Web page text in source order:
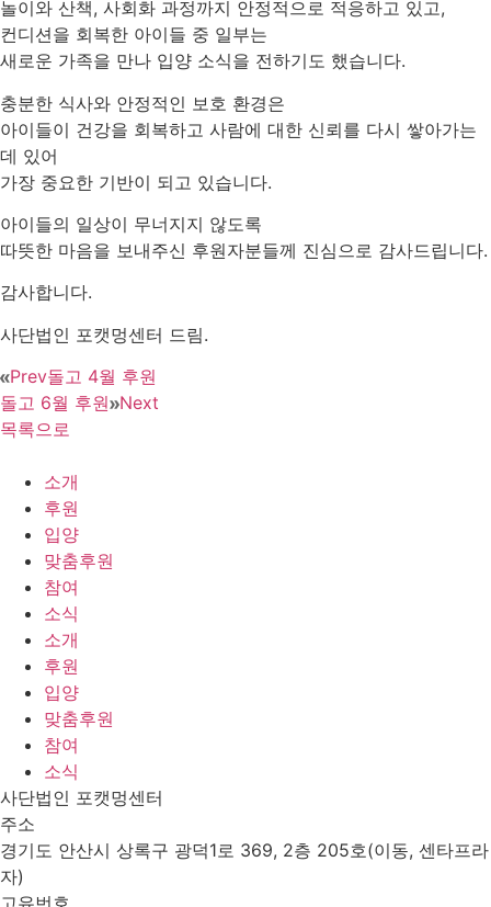
놀이와 산책, 사회화 과정까지 안정적으로 적응하고 있고,
컨디션을 회복한 아이들 중 일부는
새로운 가족을 만나 입양 소식을 전하기도 했습니다.
충분한 식사와 안정적인 보호 환경은
아이들이 건강을 회복하고 사람에 대한 신뢰를 다시 쌓아가는
데 있어
가장 중요한 기반이 되고 있습니다.
아이들의 일상이 무너지지 않도록
따뜻한 마음을 보내주신 후원자분들께 진심으로 감사드립니다.
감사합니다.
사단법인 포캣멍센터 드림.
Prev돌고 4월 후원
돌고 6월 후원 Next
목록으로
소개
후원
입양
맞춤후원
참여
소식
소개
후원
입양
맞춤후원
참여
소식
사단법인 포캣멍센터
주소
경기도 안산시 상록구 광덕1로 369, 2층 205호(이동, 센타프라
자)